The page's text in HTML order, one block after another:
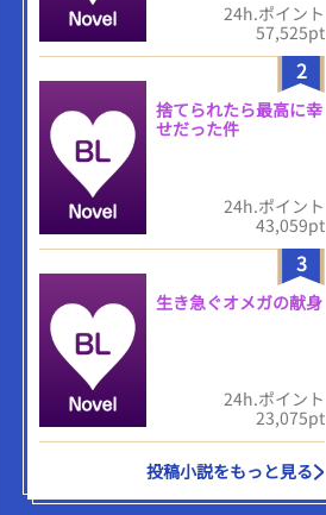
24h.ポイント
57,525pt
2
捨てられたら最高に幸
せだった件
24h.ポイント
43,059pt
3
生き急ぐオメガの献身
24h.ポイント
23,075pt
投稿小説をもっと見る